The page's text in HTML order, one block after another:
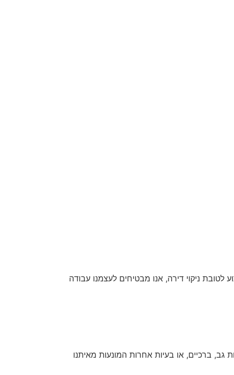
לטובת ניקוי דירה, אנו מבטיחים לעצמנו עבודה
גב, ברכיים, או בעיות אחרות המונעות מאיתנו